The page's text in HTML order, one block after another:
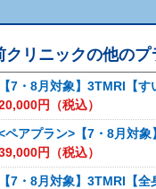
クリニックの他のプ
【7・8月対象】3TMRI【
円（税込）
ペアプラン>【7・8月対
円（税込）
【7・8月対象】3TMRI【